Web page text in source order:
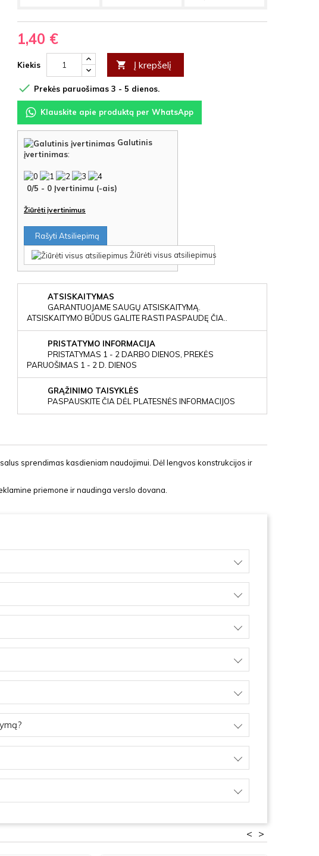
1,40 €
Kiekis  Į krepšelį
 Prekės paruošimas 3 - 5 dienos.
Klauskite apie produktą per WhatsApp
Galutinis
įvertinimas:
0/5 - 0 Įvertinimu (-ais)
Žiūrėti įvertinimus
Rašyti Atsiliepimą
Žiūrėti visus atsiliepimus
ATSISKAITYMAS
GARANTUOJAME SAUGŲ ATSISKAITYMĄ.
ATSISKAITYMO BŪDUS GALITE RASTI PASPAUDĘ ČIA..
PRISTATYMO INFORMACIJA
PRISTATYMAS 1 - 2 DARBO DIENOS, PREKĖS
PARUOŠIMAS 1 - 2 D. DIENOS
GRĄŽINIMO TAISYKLĖS
PASPAUSKITE ČIA DĖL PLATESNĖS INFORMACIJOS
sprendimas kasdieniam naudojimui. Dėl lengvos konstrukcijos ir
priemone ir naudinga verslo dovana.
>
<